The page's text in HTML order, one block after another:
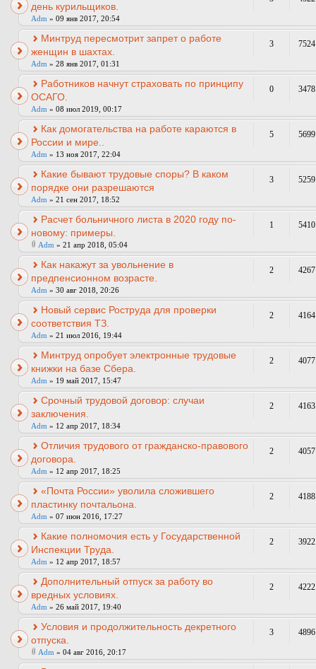
день курильщиков.
Adm » 09 янв 2017, 20:54
Минтруд пересмотрит запрет о работе
женщин в шахтах.
Adm » 28 янв 2017, 01:31
3 7524
Работников начнут страховать по принципу
ОСАГО.
Adm » 08 июл 2019, 00:17
0 3478
Как домогательства на работе караются в
России и мире..
Adm » 13 ноя 2017, 22:04
5 5699
Какие бывают трудовые споры? В каком
порядке они разрешаются
Adm » 21 сен 2017, 18:52
3 5259
Расчет больничного листа в 2020 году по-
новому: примеры.
Adm » 21 апр 2018, 05:04
1 5410
Как накажут за увольнение в
предпенсионном возрасте.
Adm » 30 авг 2018, 20:26
2 4267
Новый сервис Роструда для проверки
соответствия ТЗ.
Adm » 21 июл 2016, 19:44
2 4164
Минтруд опробует электронные трудовые
книжки на базе Сбера.
Adm » 19 май 2017, 15:47
2 4077
Срочный трудовой договор: случаи
заключения.
Adm » 12 апр 2017, 18:34
2 4163
Отличия трудового от гражданско-правового
договора.
Adm » 12 апр 2017, 18:25
2 4057
«Почта России» уволила сложившего
пластинку почтальона.
Adm » 07 июн 2016, 17:27
2 4188
Какие полномочия есть у Государственной
Инспекции Труда.
Adm » 12 апр 2017, 18:57
2 3922
Дополнительный отпуск за работу во
вредных условиях.
Adm » 26 май 2017, 19:40
2 4222
Условия и продолжительность декретного
отпуска.
Adm » 04 авг 2016, 20:17
3 4896